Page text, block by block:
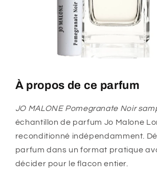
À propos de ce parfum
JO MALONE Pomegranate Noir
échantillon de parfum Jo Malone
reconditionné indépendamment.
parfum dans un format pratique
décider pour le flacon entier.